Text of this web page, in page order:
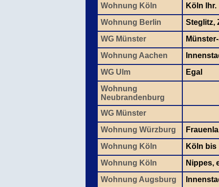
Wohnung Köln
Köln
Wohnung Berlin
Steglitz,
WG Münster
Wohnung Aachen
WG Ulm
Egal
Wohnung
Neubrandenburg
WG Münster
Wohnung Würzburg
Wohnung Köln
Köln
Wohnung Köln
Nippes,
Wohnung Augsburg